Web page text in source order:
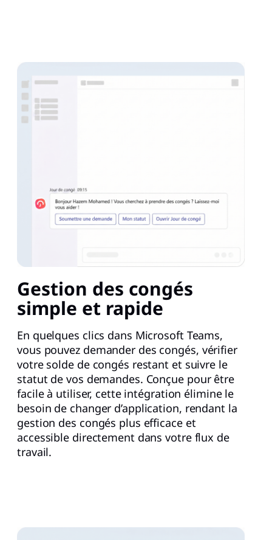
Gestion des congés
simple et rapide
En quelques clics dans Microsoft Teams,
vous pouvez demander des congés, vérifier
votre solde de congés restant et suivre le
statut de vos demandes. Conçue pour être
facile à utiliser, cette intégration élimine le
besoin de changer d’application, rendant la
gestion des congés plus efficace et
accessible directement dans votre flux de
travail.